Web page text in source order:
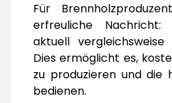
Für
erfreuliche
aktuell
Dies ermöglicht es,
zu produzieren und die
bedienen.